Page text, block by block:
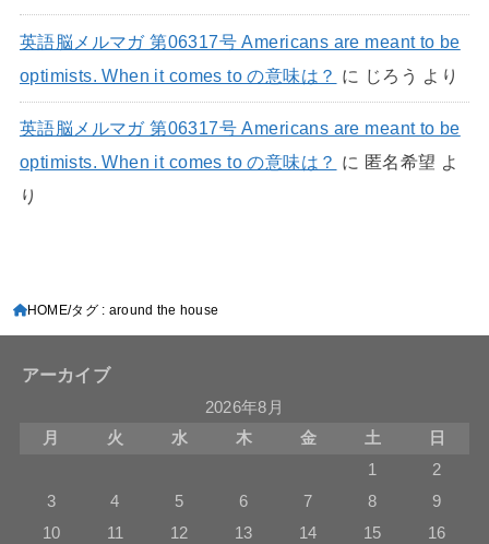
英語脳メルマガ 第06317号 Americans are meant to be
optimists. When it comes to の意味は？ に じろう より
英語脳メルマガ 第06317号 Americans are meant to be
optimists. When it comes to の意味は？ に 匿名希望 よ
り
HOME タグ : around the house
アーカイブ
2026年8月
月
火 水 木 金 土
日
1
2
3
4 5 6 7 8
9
10
11 12 13 14 15 16